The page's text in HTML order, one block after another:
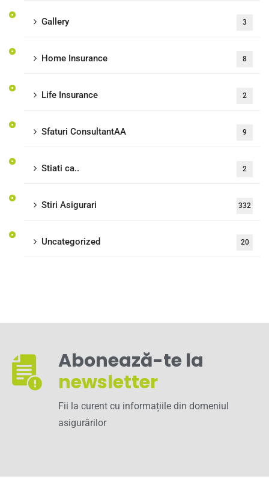
Gallery 3
Home Insurance 8
Life Insurance 2
Sfaturi ConsultantAA 9
Stiati ca.. 2
Stiri Asigurari 332
Uncategorized 20
Abonează-te la
newsletter
Fii la curent cu informațiile din domeniul
asigurărilor